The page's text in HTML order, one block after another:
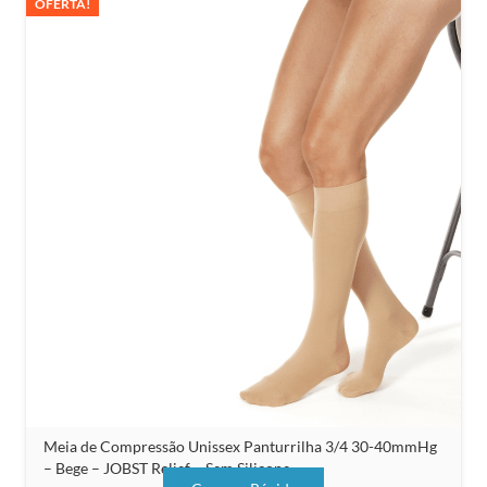
OFERTA!
Meia de Compressão Unissex Panturrilha 3/4 30-40mmHg
– Bege – JOBST Relief – Sem Silicone